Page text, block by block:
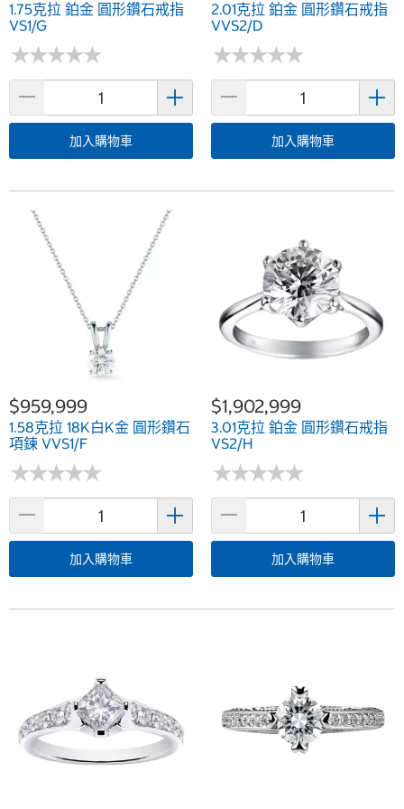
1.75克拉 鉑金 圓形鑽石戒指
VS1/G
★★★★★
★★★★★
加入購物車
2.01克拉 鉑金 圓形鑽石戒指
VVS2/D
★★★★★
★★★★★
加入購物車
$959,999
1.58克拉 18K白K金 圓形鑽石
項鍊 VVS1/F
★★★★★
★★★★★
加入購物車
$1,902,999
3.01克拉 鉑金 圓形鑽石戒指
VS2/H
★★★★★
★★★★★
加入購物車